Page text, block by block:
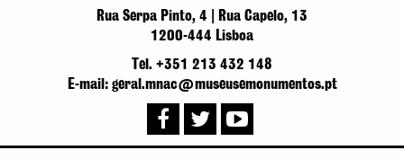
Rua Serpa Pinto, 4 | Rua Capelo, 13
1200-444 Lisboa
Tel. +351 213 432 148
E-mail: geral.mnac@museusemonumentos.pt